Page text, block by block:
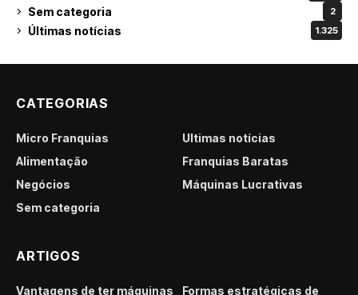
Sem categoria 2
Últimas notícias 1.325
CATEGORIAS
Micro Franquias
Últimas notícias
Alimentação
Franquias Baratas
Negócios
Máquinas Lucrativas
Sem categoria
ARTIGOS
Vantagens de ter máquinas Formas estratégicas de